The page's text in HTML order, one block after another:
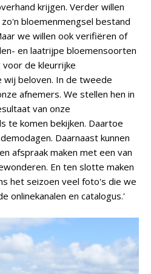
krijgen. Verder willen
bloemenmengsel bestand
we willen ook verifiëren of
en laatrijpe bloemensoorten
voor de kleurrijke
beloven. In de tweede
afnemers. We stellen hen in
van onze
te komen bekijken. Daartoe
Daarnaast kunnen
afspraak maken met een van
En ten slotte maken
het seizoen veel foto's die we
onlinekanalen en catalogus.'